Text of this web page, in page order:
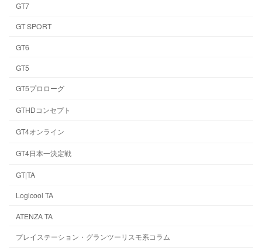
GT7
GT SPORT
GT6
GT5
GT5プロローグ
GTHDコンセプト
GT4オンライン
GT4日本一決定戦
GT|TA
Logicool TA
ATENZA TA
プレイステーション・グランツーリスモ系コラム